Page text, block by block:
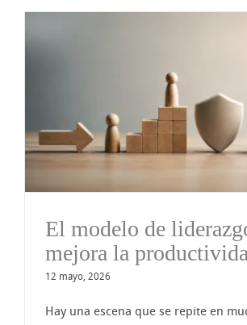
El modelo de
mejora la
12 mayo, 2026
Hay una escena que se repite en